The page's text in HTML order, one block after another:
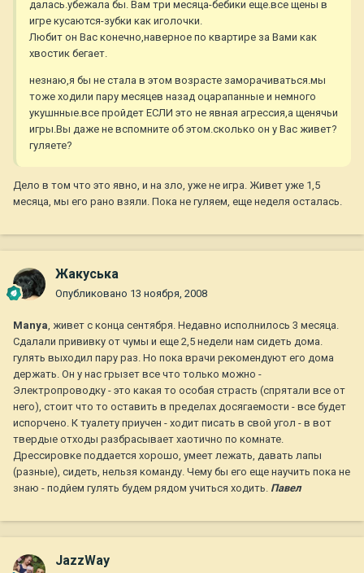
далась.убежала бы. Вам три месяца-бебики еще.все щены в
игре кусаются-зубки как иголочки.
Любит он Вас конечно,наверное по квартире за Вами как
хвостик бегает.
незнаю,я бы не стала в этом возрасте заморачиваться.мы
тоже ходили пару месяцев назад оцарапанные и немного
укушнные.все пройдет ЕСЛИ это не явная агрессия,а щенячьи
игры.Вы даже не вспомните об этом.сколько он у Вас живет?
гуляете?
Дело в том что это явно, и на зло, уже не игра. Живет уже 1,5
месяца, мы его рано взяли. Пока не гуляем, еще неделя осталась.
Жакуська
Опубликовано 13 ноября, 2008
Manya, живет с конца сентября. Недавно исполнилось 3 месяца.
Сдалали прививку от чумы и еще 2,5 недели нам сидеть дома.
гулять выходил пару раз. Но пока врачи рекомендуют его дома
держать. Он у нас грызет все что только можно -
Электропроводку - это какая то особая страсть (спрятали все от
него), стоит что то оставить в пределах досягаемости - все будет
испорчено. К туалету приучен - ходит писать в свой угол - в вот
твердые отходы разбрасывает хаотично по комнате.
Дрессировке поддается хорошо, умеет лежать, давать лапы
(разные), сидеть, нельзя команду. Чему бы его еще научить пока не
знаю - подйем гулять будем рядом учиться ходить. Павел
JazzWay